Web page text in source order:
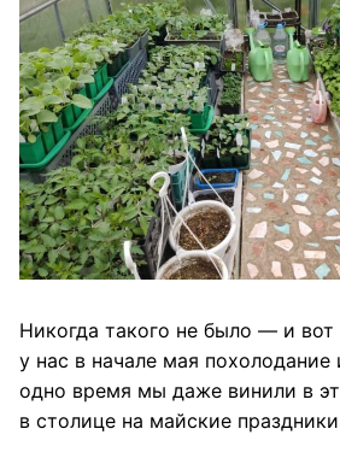
Никогда такого не было — и
у нас в начале мая
одно время мы даже винили в
в столице на майские